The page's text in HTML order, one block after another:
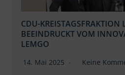
CDU-KREISTAGSFRAKTION
BEEINDRUCKT VOM
LEMGO
14. Mai 2025 Keine